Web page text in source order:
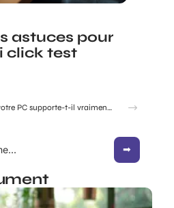
astuces pour
click test
Compatibilité matériel : votre PC supporte-t-il vraiment win7 Download ISO ?